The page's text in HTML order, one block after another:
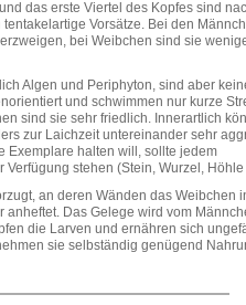
das erste Viertel des Kopfes sind
Vorsätze. Bei den
bei Weibchen sind sie
Algen und Periphyton, sind aber
und schwimmen nur kurze
sind sie sehr friedlich. Innerartlich
zur Laichzeit untereinander sehr
Exemplare halten will, sollte jedem
stehen (Stein, Wurzel, Höhle
an deren Wänden das Weibchen
Das Gelege wird vom
die Larven und ernähren sich
sie selbständig genügend